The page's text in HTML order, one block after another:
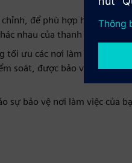
để phù hợp hoàn hảo
nhau của thanh trượt
tối ưu các nơi làm việc
soát, được bảo vệ để khai
sự bảo vệ nơi làm việc của